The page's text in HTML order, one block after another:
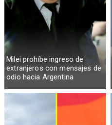
Milei prohíbe ingreso de
extranjeros con mensajes de
odio hacia Argentina